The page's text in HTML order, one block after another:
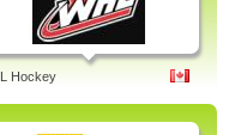
Hockey